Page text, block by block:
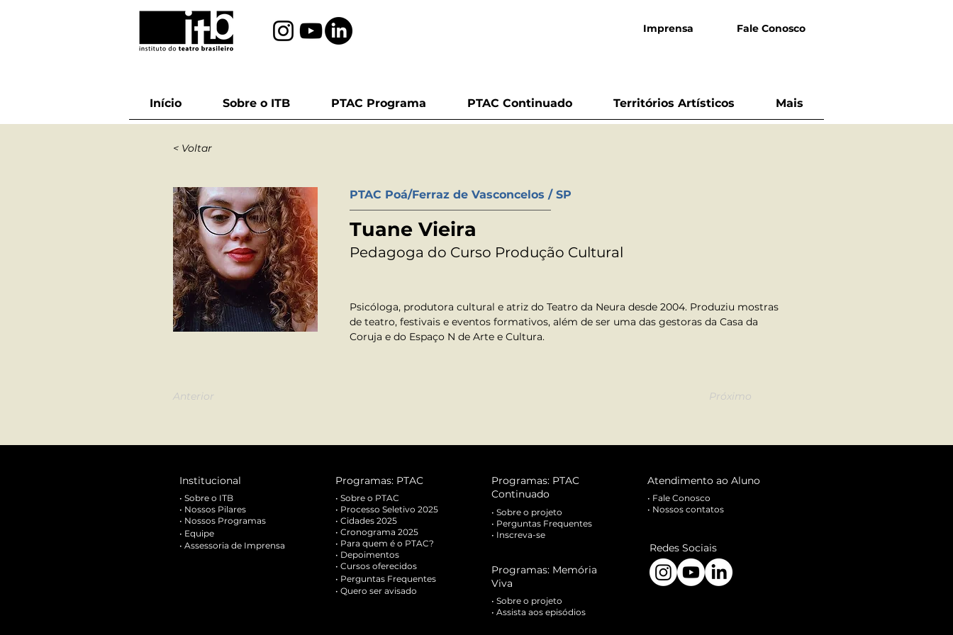
Imprensa Fale Conosco
Início Sobre o ITB PTAC Programa PTAC Continuado Territórios Artísticos Mais
< Voltar
PTAC Poá/Ferraz de Vasconcelos / SP
Tuane Vieira
Pedagoga do Curso Produção Cultural
Psicóloga, produtora cultural e atriz do Teatro da Neura desde 2004. Produziu mostras
de teatro, festivais e eventos formativos, além de ser uma das gestoras da Casa da
Coruja e do Espaço N de Arte e Cultura.
Anterior Próximo
Institucional
• Sobre o ITB
• Nossos Pilares
• Nossos Programas
• Equipe
• Assessoria de Imprensa
Programas: PTAC
• Sobre o PTAC
• Processo Seletivo 2025
• Cidades 2025
• Cronograma 2025
• Para quem é o PTAC?
• Depoimentos
• Cursos oferecidos
• Perguntas Frequentes
• Quero ser avisado
Programas: PTAC
Continuado
• Sobre o projeto
• Perguntas Frequentes
• Inscreva-se
Programas: Memória
Viva
• Sobre o projeto
• Assista aos episódios
Atendimento ao Aluno
• Fale Conosco
• Nossos contatos
Redes Sociais